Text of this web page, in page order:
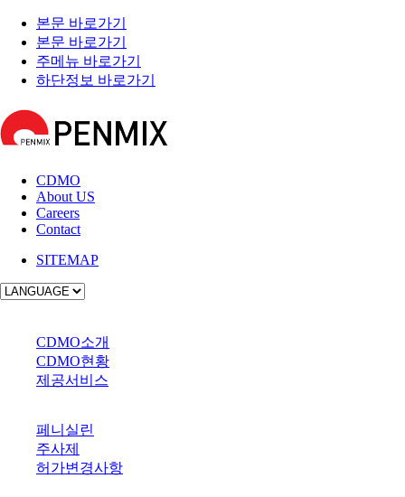
본문 바로가기
본문 바로가기
주메뉴 바로가기
하단정보 바로가기
CDMO
About US
Careers
Contact
SITEMAP
CDMO소개
CDMO현황
제공서비스
페니실린
주사제
허가변경사항